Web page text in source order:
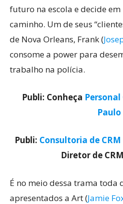
futuro na escola e decide
caminho. Um de seus
de Nova Orleans, Frank (
consome a power para
trabalho na polícia.
Publi: Conheça
Paulo
Publi: Consultoria de CRM
Diretor de
É no meio dessa trama toda
apresentados a Art (Jamie